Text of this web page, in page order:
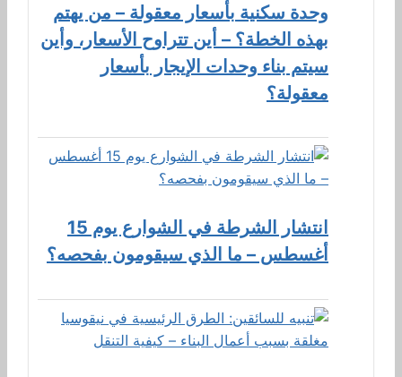
وحدة سكنية بأسعار معقولة – من يهتم
بهذه الخطة؟ – أين تتراوح الأسعار، وأين
سيتم بناء وحدات الإيجار بأسعار
معقولة؟
انتشار الشرطة في الشوارع يوم 15
أغسطس – ما الذي سيقومون بفحصه؟